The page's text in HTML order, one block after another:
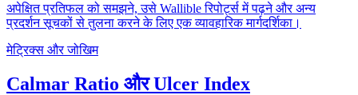
अपेक्षित प्रतिफल को समझने, उसे Wallible रिपोर्ट्स में पढ़ने और अन्य
प्रदर्शन सूचकों से तुलना करने के लिए एक व्यावहारिक मार्गदर्शिका।
मेट्रिक्स और जोखिम
Calmar Ratio और Ulcer Index